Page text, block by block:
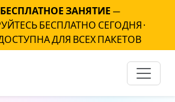
ЗАНЯТИЕ —
БЕСПЛАТНО СЕГОДНЯ ·
ДЛЯ ВСЕХ ПАКЕТОВ